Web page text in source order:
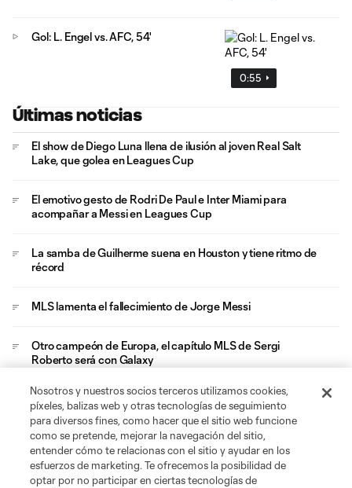
0:55
Gol: L. Engel vs. AFC, 54'
Últimas noticias
El show de Diego Luna llena de ilusión al joven Real Salt
Lake, que golea en Leagues Cup
El emotivo gesto de Rodri De Paul e Inter Miami para
acompañar a Messi en Leagues Cup
La samba de Guilherme suena en Houston y tiene ritmo de
récord
MLS lamenta el fallecimiento de Jorge Messi
Otro campeón de Europa, el capítulo MLS de Sergi
Roberto será con Galaxy
Ganar no basta y MLS aventaja a Liga MX en Leagues Cup
con goles
Nosotros y nuestros socios terceros utilizamos cookies,
píxeles, balizas web y otras tecnologías de seguimiento
para diversos fines, como hacer que el sitio web funcione
como se pretende, mejorar la navegación del sitio,
entender cómo te relacionas con el sitio y ayudar en los
esfuerzos de marketing. Te ofrecemos la posibilidad de
optar por no participar en ciertas tecnologías de